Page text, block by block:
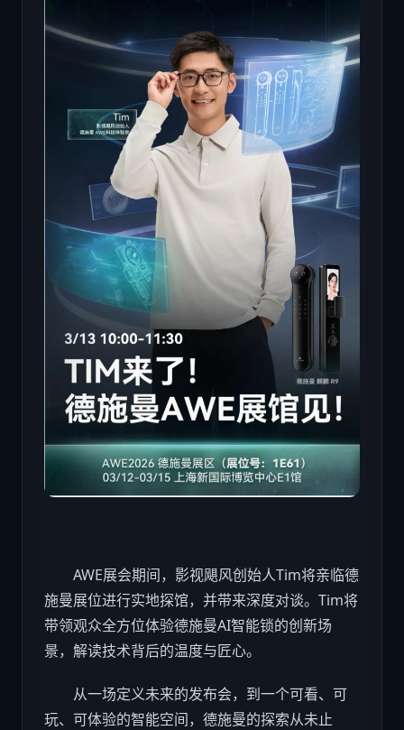
AWE展会期间，影视飓风创始人Tim将亲临德
施曼展位进行实地探馆，并带来深度对谈。Tim将
带领观众全方位体验德施曼AI智能锁的创新场
景，解读技术背后的温度与匠心。
从一场定义未来的发布会，到一个可看、可
玩、可体验的智能空间，德施曼的探索从未止